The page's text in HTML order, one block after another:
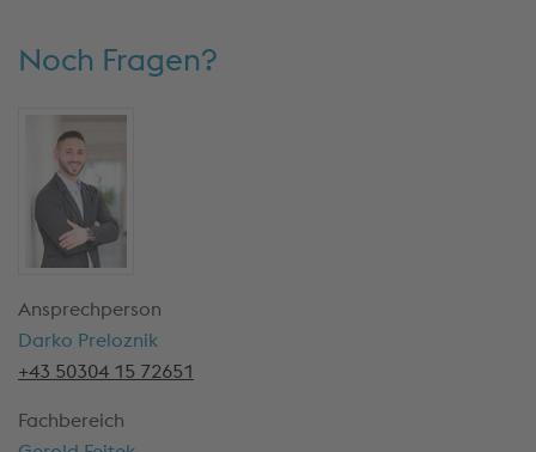
Noch Fragen?
Ansprechperson
Darko Preloznik
+43 50304 15 72651
Fachbereich